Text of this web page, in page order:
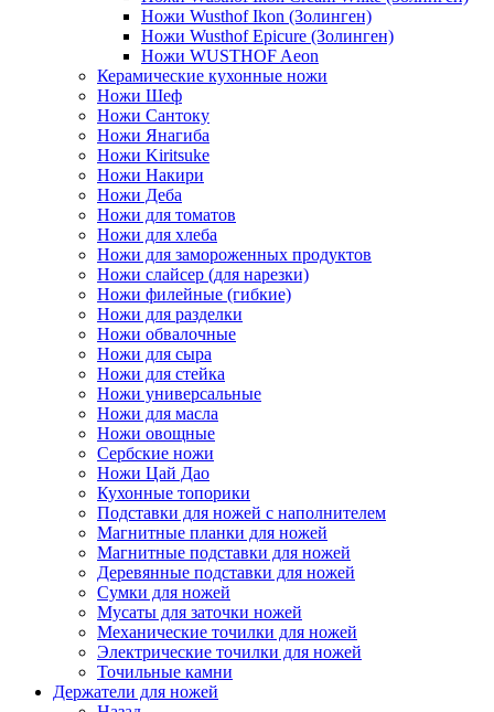
Ножи Wusthof Ikon (Золинген)
Ножи Wusthof Epicure (Золинген)
Ножи WUSTHOF Aeon
Керамические кухонные ножи
Ножи Шеф
Ножи Сантоку
Ножи Янагиба
Ножи Kiritsuke
Ножи Накири
Ножи Деба
Ножи для томатов
Ножи для хлеба
Ножи для замороженных продуктов
Ножи слайсер (для нарезки)
Ножи филейные (гибкие)
Ножи для разделки
Ножи обвалочные
Ножи для сыра
Ножи для стейка
Ножи универсальные
Ножи для масла
Ножи овощные
Сербские ножи
Ножи Цай Дао
Кухонные топорики
Подставки для ножей с наполнителем
Магнитные планки для ножей
Магнитные подставки для ножей
Деревянные подставки для ножей
Сумки для ножей
Мусаты для заточки ножей
Механические точилки для ножей
Электрические точилки для ножей
Точильные камни
Держатели для ножей